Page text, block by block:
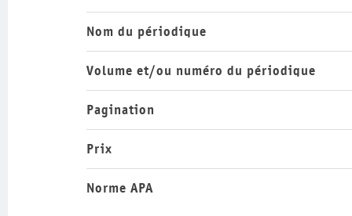
Nom du périodique
Volume et/ou numéro du périodique
Pagination
Prix
Norme APA